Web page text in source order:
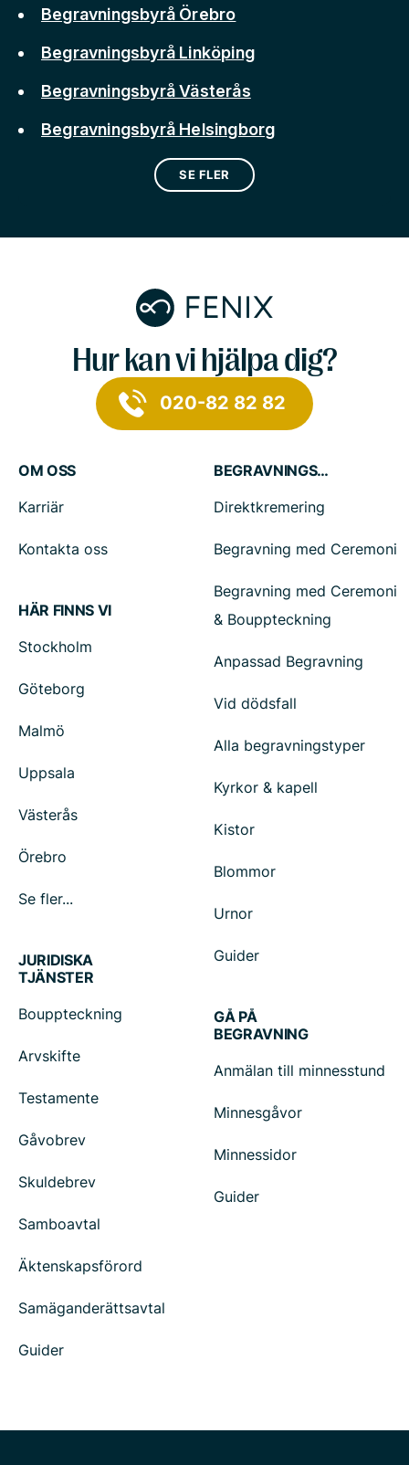
Begravningsbyrå Örebro
Begravningsbyrå Linköping
Begravningsbyrå Västerås
Begravningsbyrå Helsingborg
SE FLER
Hur kan vi hjälpa dig?
020-82 82 82
OM OSS
Karriär
Kontakta oss
HÄR FINNS VI
Stockholm
Göteborg
Malmö
Uppsala
Västerås
Örebro
Se fler...
BEGRAVNINGSTJÄNSTER
Direktkremering
Begravning med Ceremoni
Begravning med Ceremoni
& Bouppteckning
Anpassad Begravning
Vid dödsfall
Alla begravningstyper
Kyrkor & kapell
Kistor
Blommor
Urnor
Guider
JURIDISKA
TJÄNSTER
Bouppteckning
Arvskifte
Testamente
Gåvobrev
Skuldebrev
Samboavtal
Äktenskapsförord
Samäganderättsavtal
Guider
GÅ PÅ
BEGRAVNING
Anmälan till minnesstund
Minnesgåvor
Minnessidor
Guider